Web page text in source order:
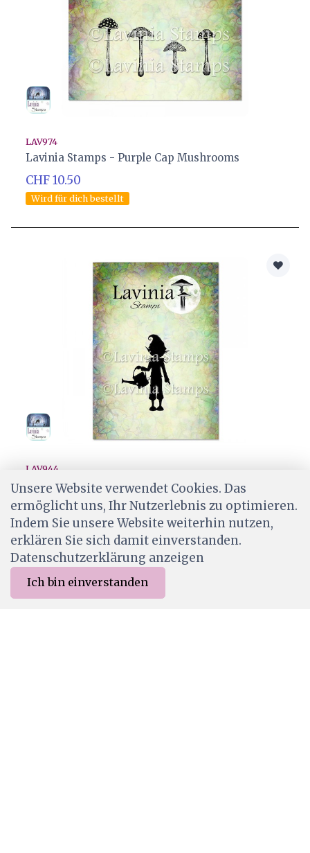
Merkliste Menu
LAV974
Lavinia Stamps - Purple Cap Mushrooms
CHF 10.50
Wird für dich bestellt
LAV944
Lavinia Stamps - Herbalum Bob
CHF 8.50
Ab Lager
Unsere Website verwendet Cookies. Das
ermöglicht uns, Ihr Nutzerlebnis zu optimieren.
Indem Sie unsere Website weiterhin nutzen,
erklären Sie sich damit einverstanden.
Datenschutzerklärung anzeigen
Ich bin einverstanden